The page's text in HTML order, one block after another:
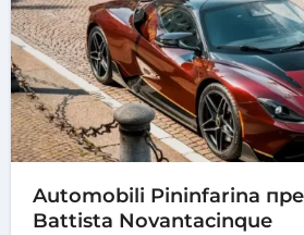
Automobili Pininfarina
Battista Novantacinque